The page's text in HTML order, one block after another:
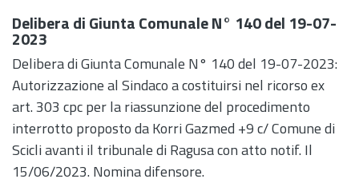
Delibera di Giunta Comunale N° 140 del 19-07-
2023
Delibera di Giunta Comunale N° 140 del 19-07-2023:
Autorizzazione al Sindaco a costituirsi nel ricorso ex
art. 303 cpc per la riassunzione del procedimento
interrotto proposto da Korri Gazmed +9 c/ Comune di
Scicli avanti il tribunale di Ragusa con atto notif. Il
15/06/2023. Nomina difensore.